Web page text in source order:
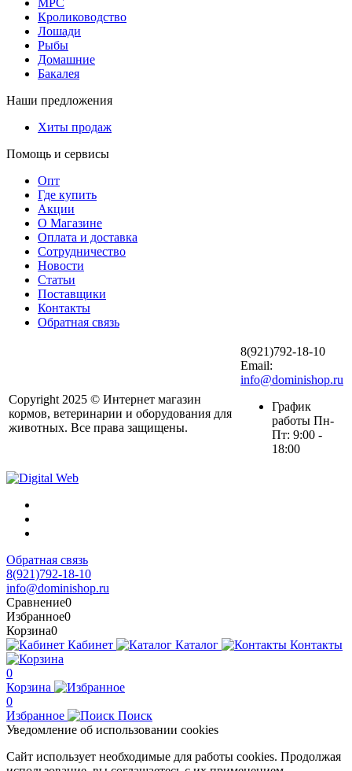
МРС
Кролиководство
Лошади
Рыбы
Домашние
Бакалея
Наши предложения
Хиты продаж
Помощь и сервисы
Опт
Где купить
Акции
О Магазине
Оплата и доставка
Сотрудничество
Новости
Статьи
Поставщики
Контакты
Обратная связь
Copyright 2025 © Интернет магазин
кормов, ветеринарии и оборудования для
животных. Все права защищены.
8(921)792-18-10
Email:
info@dominishop.ru
График
работы Пн-
Пт: 9:00 -
18:00
Обратная связь
8(921)792-18-10
info@dominishop.ru
Сравнение0
Избранное0
Корзина0
Кабинет
Каталог Контакты
0
Корзина
0
Избранное
Поиск
Уведомление об использовании cookies
Сайт использует необходимые для работы cookies. Продолжая